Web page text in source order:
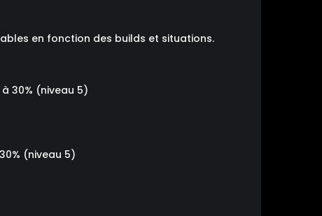
en fonction des builds et situations.
30% (niveau 5)
(niveau 5)